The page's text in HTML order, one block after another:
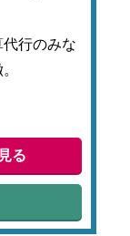
行のみな
る